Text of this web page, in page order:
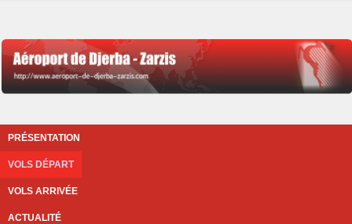
PRÉSENTATION
VOLS DÉPART
VOLS ARRIVÉE
ACTUALITÉ